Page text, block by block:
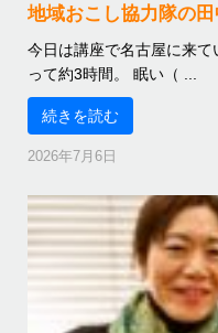
地域おこし協力隊の
今日は講座で名古屋に来
って約3時間。 眠い（ ...
続きを読む
2026年7月6日